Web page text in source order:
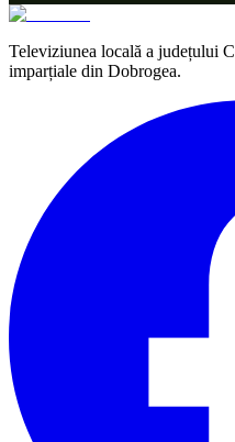
Televiziunea locală a județului
imparțiale din Dobrogea.